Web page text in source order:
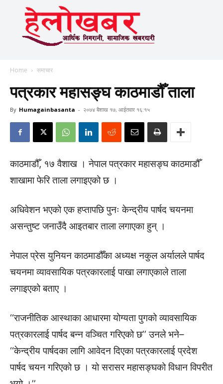
Home समाचार
पत्रकार महासङ्घ काठमाडौँ ताला
By Humagainbasanta - २०७४ बैशाख १७, आईतवार १६:१५
काठमाडौँ, १७ वैशाख । नेपाल पत्रकार महासङ्घ काठमाडौँ
शाखामा फेरि ताला लगाइएको छ ।
अधिवेशन भएको एक हप्तापछि पुनः केन्द्रीय पार्षद चयनमा
असन्तुष्ट जनाउँदै आइतबार ताला लगाएका हुन् ।
नेपाल प्रेस युनियन काठमाडौँका अध्यक्ष नकुल अर्यालले पार्षद
चयनमा व्यावसायिक पत्रकारलाई पाखा लगाएकाले ताला
लगाइएको बताए ।
‘‘राजनीतिक आस्थाका आधारमा योग्यता पुगको व्यावसायिक
पत्रकारलाई पार्षद बन्न वञ्चित गरिएको छ’’ उनले भने–
‘‘केन्द्रीय पार्षदका लागि आवेदन दिएका पत्रकारलाई प्रदेश
पार्षद चयन गरिएको छ । यो सरासर महासङ्घको विधान विपरीत